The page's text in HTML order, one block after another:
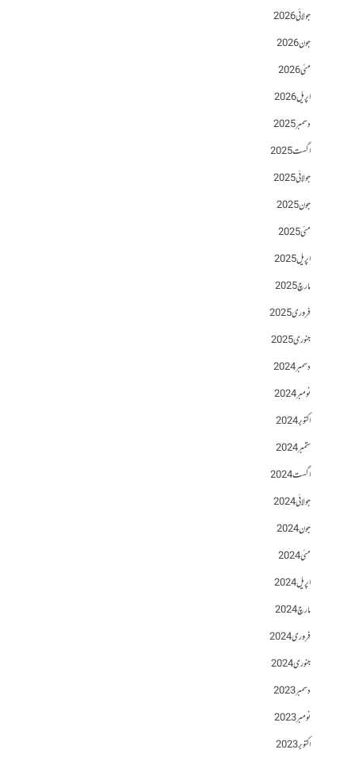
جولائی 2026
جون 2026
مئی 2026
اپریل 2026
دسمبر 2025
اگست 2025
جولائی 2025
جون 2025
مئی 2025
اپریل 2025
مارچ 2025
فروری 2025
جنوری 2025
دسمبر 2024
نومبر 2024
اکتوبر 2024
ستمبر 2024
اگست 2024
جولائی 2024
جون 2024
مئی 2024
اپریل 2024
مارچ 2024
فروری 2024
جنوری 2024
دسمبر 2023
نومبر 2023
اکتوبر 2023